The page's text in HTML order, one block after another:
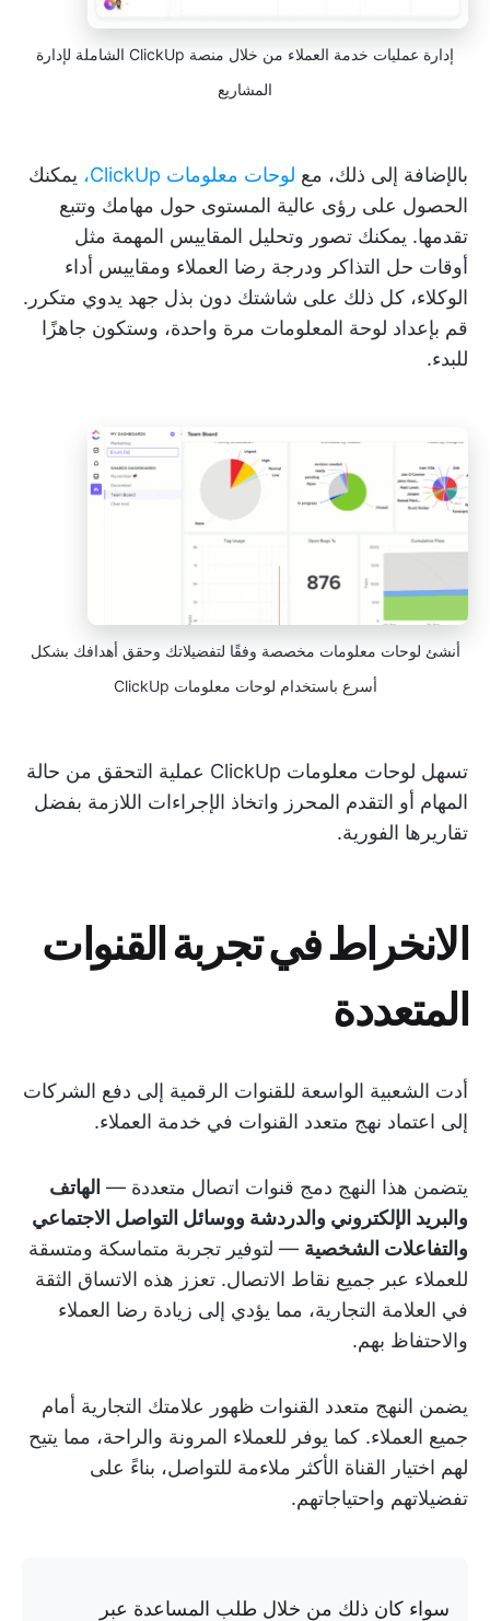
إدارة عمليات خدمة العملاء من خلال منصة ClickUp الشاملة لإدارة
المشاريع
بالإضافة إلى ذلك، مع لوحات معلومات ClickUp،
يمكنك
الحصول على رؤى عالية المستوى حول مهامك وتتبع
تقدمها. يمكنك تصور وتحليل المقاييس المهمة مثل
أوقات حل التذاكر ودرجة رضا العملاء ومقاييس أداء
الوكلاء، كل ذلك على شاشتك دون بذل جهد يدوي متكرر.
قم بإعداد لوحة المعلومات مرة واحدة، وستكون جاهزًا
للبدء.
أنشئ لوحات معلومات مخصصة وفقًا لتفضيلاتك وحقق أهدافك بشكل
أسرع باستخدام لوحات معلومات ClickUp
تسهل لوحات معلومات ClickUp عملية التحقق من حالة
المهام أو التقدم المحرز واتخاذ الإجراءات اللازمة بفضل
تقاريرها الفورية.
الانخراط في تجربة القنوات
المتعددة
أدت الشعبية الواسعة للقنوات الرقمية إلى دفع الشركات
إلى اعتماد نهج متعدد القنوات في خدمة العملاء.
يتضمن هذا النهج دمج قنوات اتصال متعددة — الهاتف
والبريد الإلكتروني والدردشة ووسائل التواصل الاجتماعي
والتفاعلات الشخصية — لتوفير تجربة متماسكة ومتسقة
للعملاء عبر جميع نقاط الاتصال. تعزز هذه الاتساق الثقة
في العلامة التجارية، مما يؤدي إلى زيادة رضا العملاء
والاحتفاظ بهم.
يضمن النهج متعدد القنوات ظهور علامتك التجارية أمام
جميع العملاء. كما يوفر للعملاء المرونة والراحة، مما يتيح
لهم اختيار القناة الأكثر ملاءمة للتواصل، بناءً على
تفضيلاتهم واحتياجاتهم.
سواء كان ذلك من خلال طلب المساعدة عبر